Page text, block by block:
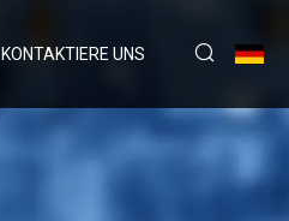
KONTAKTIERE UNS